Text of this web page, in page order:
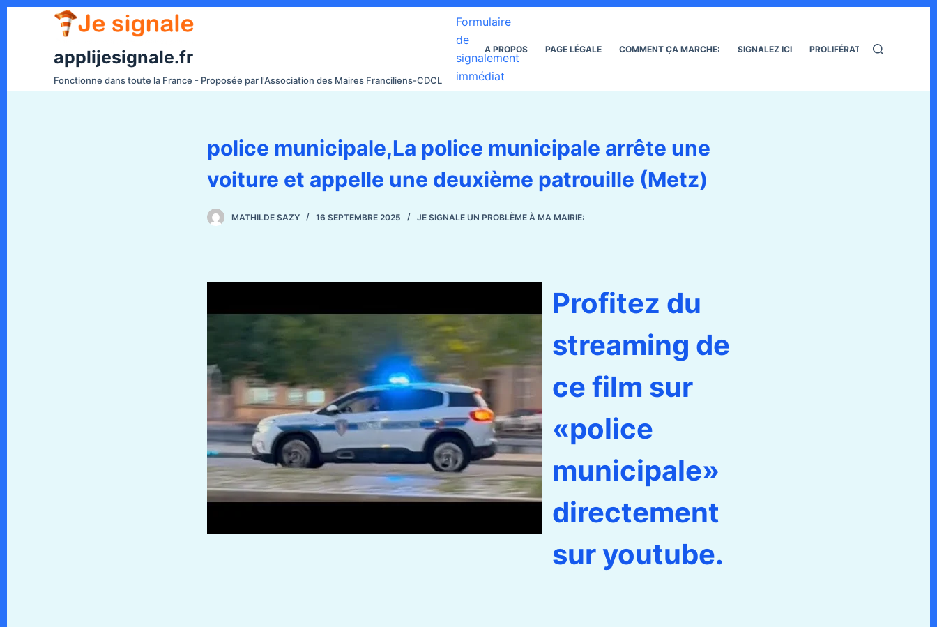
e
applijesignale.fr
Fonctionne dans toute la France - Proposée par l'Association des Maires Franciliens-CDCL
Formulaire
de
signalement
immédiat
A PROPOS PAGE LÉGALE COMMENT ÇA MARCHE: SIGNALEZ ICI PROLIFÉRATION DES RATS
police municipale,La police municipale arrête une
voiture et appelle une deuxième patrouille (Metz)
MATHILDE SAZY 16 SEPTEMBRE 2025 JE SIGNALE UN PROBLÈME À MA MAIRIE:
Profitez du
streaming de
ce film sur
«police
municipale»
directement
sur youtube.